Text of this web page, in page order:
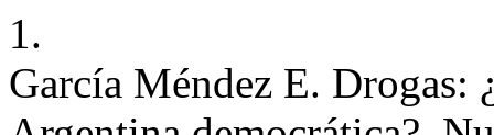
1.
García Méndez E. Drogas: